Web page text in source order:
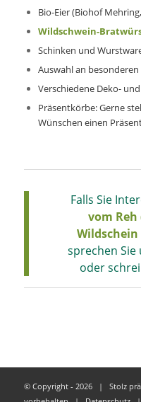
Bio-Eier (Biohof
Wildschwein-
Schinken und
Auswahl an
Verschiedene Deko-
Präsentkörbe: Gerne
Wünschen einen
Falls Sie
vom Reh
Wildschein
sprechen
oder
© Copyright - 2026 | Stolz